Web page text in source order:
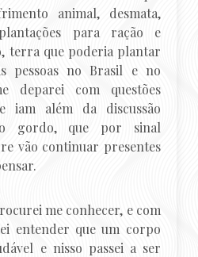
animal, desmata,
para ração e
terra que poderia plantar
pessoas no Brasil e no
deparei com questões
iam além da discussão
gordo, que por sinal
vão continuar presentes
me conhecer, e com
entender que um corpo
e nisso passei a ser